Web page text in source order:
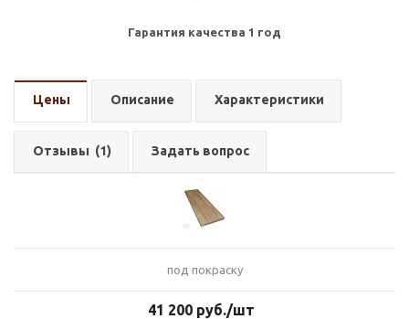
Гарантия качества 1 год
Цены Описание Характеристики
Отзывы (1) Задать вопрос
под покраску
41 200 руб./шт